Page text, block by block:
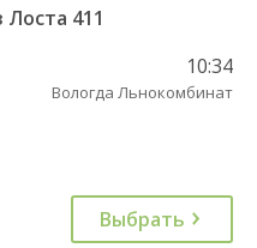
411
10:34
Вологда Льнокомбинат
Выбрать